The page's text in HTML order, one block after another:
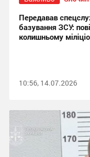
Передавав
базування ЗСУ:
колишньому
10:56, 14.07.2026